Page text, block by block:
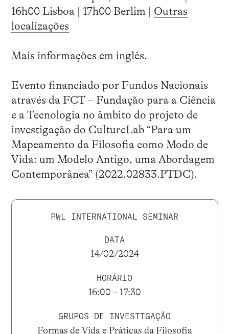
16h00 Lisboa | 17h00 Berlim | Outras
localizações
Mais informações em inglês.
Evento financiado por Fundos Nacionais
através da FCT – Fundação para a Ciência
e a Tecnologia no âmbito do projeto de
investigação do CultureLab “Para um
Mapeamento da Filosofia como Modo de
Vida: um Modelo Antigo, uma Abordagem
Contemporânea” (2022.02833.PTDC).
PWL INTERNATIONAL SEMINAR
DATA
14/02/2024
HORÁRIO
16:00 – 17:30
GRUPOS DE INVESTIGAÇÃO
Formas de Vida e Práticas da Filosofia